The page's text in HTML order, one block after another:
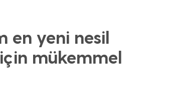
en yeni nesil
mükemmel